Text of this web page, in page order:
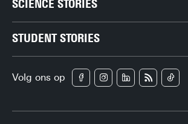
SCIENCE STORIES
Gezondheid
STUDENT STORIES
Campus
Volg ons op